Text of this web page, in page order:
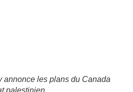
annonce les plans du Canada
palestinien